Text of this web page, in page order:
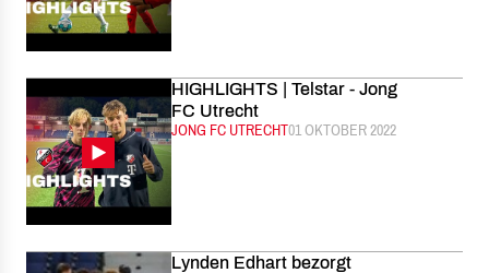
HIGHLIGHTS | Telstar - Jong
FC Utrecht
CATEGORIE:
JONG FC UTRECHTGEPUBLICEERD:
01 OKTOBER 2022
Lynden Edhart bezorgt